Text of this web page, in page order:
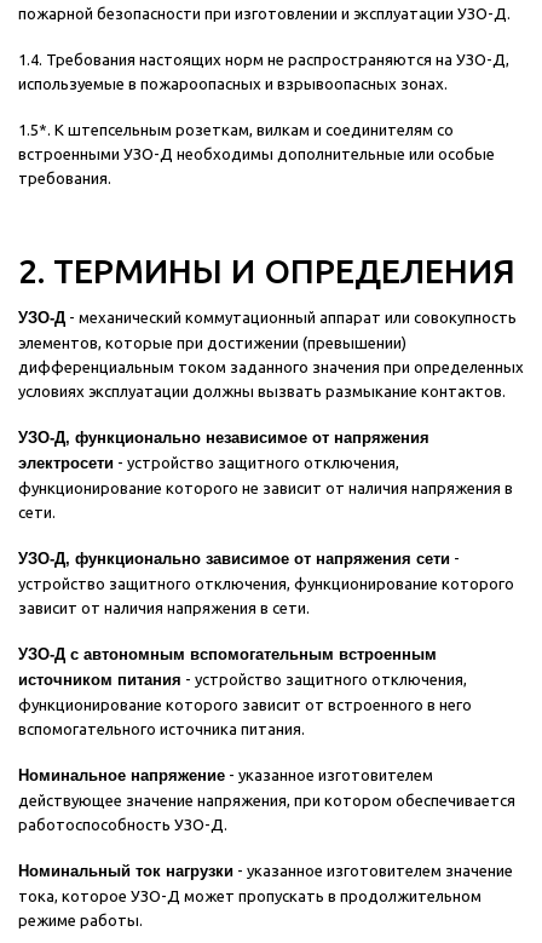
пожарной безопасности при изготовлении и эксплуатации УЗО-Д.
1.4. Требования настоящих норм не распространяются на УЗО-Д,
используемые в пожароопасных и взрывоопасных зонах.
1.5*. К штепсельным розеткам, вилкам и соединителям со
встроенными УЗО-Д необходимы дополнительные или особые
требования.
2. ТЕРМИНЫ И ОПРЕДЕЛЕНИЯ
УЗО-Д - механический коммутационный аппарат или совокупность
элементов, которые при достижении (превышении)
дифференциальным током заданного значения при определенных
условиях эксплуатации должны вызвать размыкание контактов.
УЗО-Д, функционально независимое от напряжения
электросети - устройство защитного отключения,
функционирование которого не зависит от наличия напряжения в
сети.
УЗО-Д, функционально зависимое от напряжения сети -
устройство защитного отключения, функционирование которого
зависит от наличия напряжения в сети.
УЗО-Д с автономным вспомогательным встроенным
источником питания - устройство защитного отключения,
функционирование которого зависит от встроенного в него
вспомогательного источника питания.
Номинальное напряжение - указанное изготовителем
действующее значение напряжения, при котором обеспечивается
работоспособность УЗО-Д.
Номинальный ток нагрузки - указанное изготовителем значение
тока, которое УЗО-Д может пропускать в продолжительном
режиме работы.